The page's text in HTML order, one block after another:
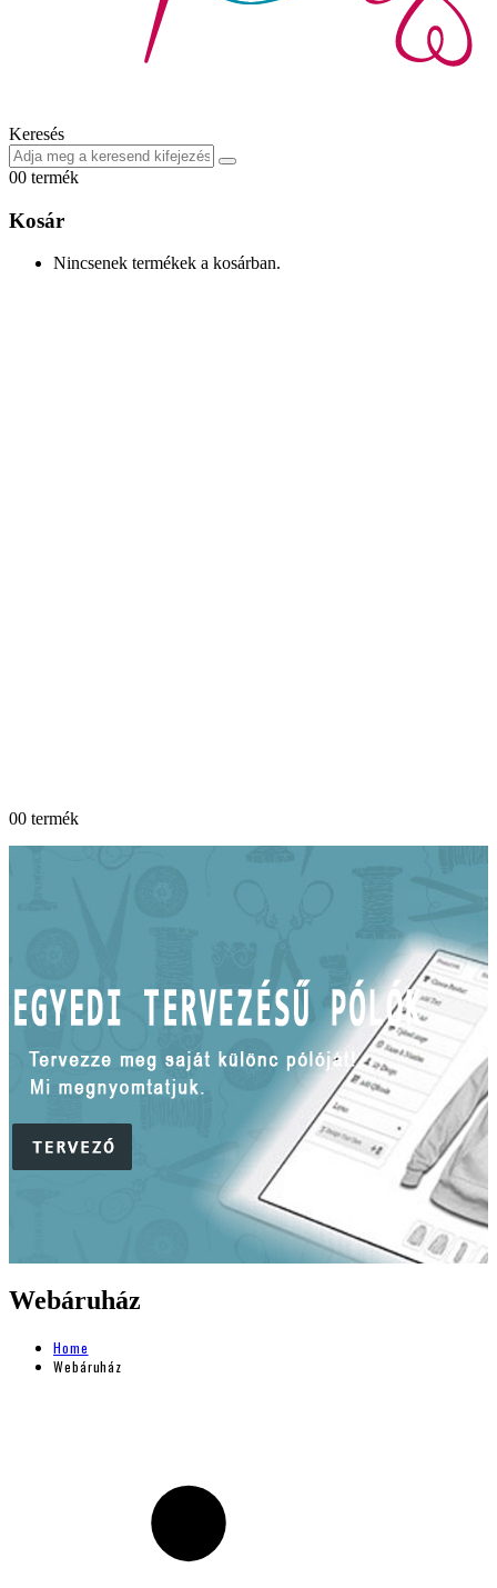
Keresés
00 termék
Kosár
Nincsenek termékek a kosárban.
00 termék
Webáruház
Home
Webáruház